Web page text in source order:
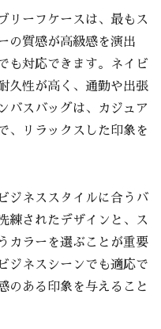
リーフケースは、最もス
の質感が高級感を演出
も対応できます。ネイビ
久性が高く、通勤や出張
バスバッグは、カジュア
、リラックスした印象を
ジネススタイルに合うバ
練されたデザインと、ス
カラーを選ぶことが重要
ジネスシーンでも適応で
のある印象を与えること